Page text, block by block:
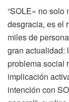
“SOLE» no solo
desgracia, es el
miles de
gran actualidad:
problema social
implicación
intención con